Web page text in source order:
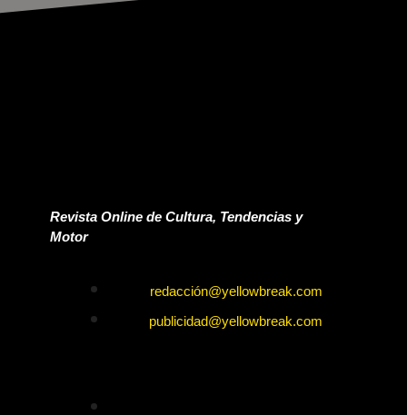
Revista Online de Cultura, Tendencias y
Motor
redacción@yellowbreak.com
publicidad@yellowbreak.com